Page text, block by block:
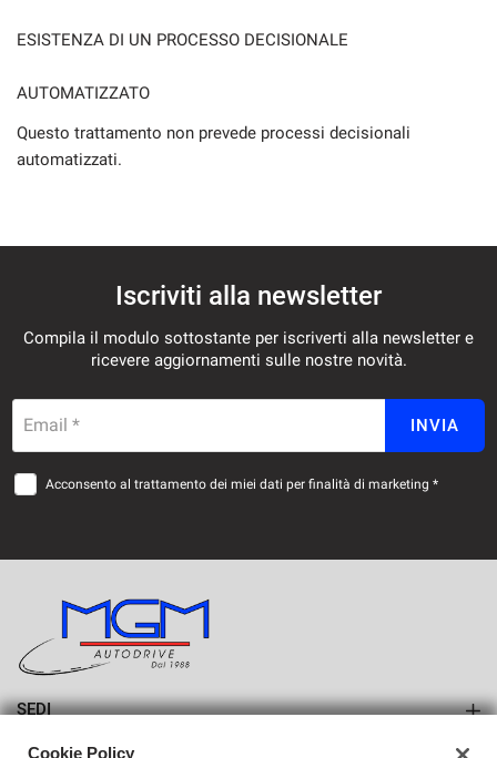
ESISTENZA DI UN PROCESSO DECISIONALE
AUTOMATIZZATO
Questo trattamento non prevede processi decisionali
automatizzati.
Iscriviti alla newsletter
Compila il modulo sottostante per iscriverti alla newsletter e
ricevere aggiornamenti sulle nostre novità.
Email * INVIA
Acconsento al trattamento dei miei dati per finalità di marketing *
SEDI
Cookie Policy